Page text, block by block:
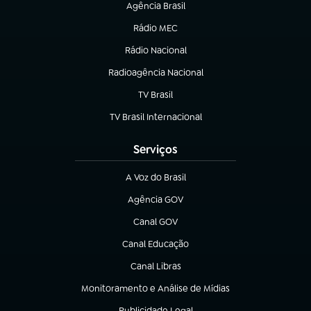
Agência Brasil
(abre em nova aba)
Rádio MEC
Rádio Nacional
(abre em nova aba)
Radioagência Nacional
(abre em nova aba)
TV Brasil
(abre em nova aba)
TV Brasil Internacional
(abre em nova aba)
Serviços
A Voz do Brasil
(abre em nova aba)
Agência GOV
(abre em nova aba)
Canal GOV
(abre em nova aba)
Canal Educação
(abre em nova aba)
Canal Libras
(abre em nova aba)
Monitoramento e Análise de Mídias
(abre em nova aba)